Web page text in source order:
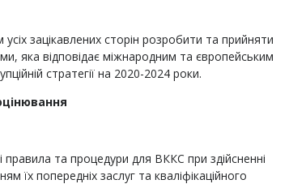
зацікавлених сторін розробити та прийняти
яка відповідає міжнародним та європейським
стратегії на 2020-2024 роки.
правила та процедури для ВККС при здійсненні
їх попередніх заслуг та кваліфікаційного